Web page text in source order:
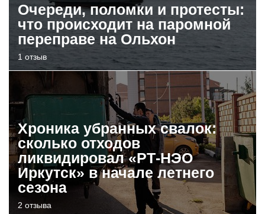
Очереди, поломки и протесты:
что происходит на паромной
переправе на Ольхон
1 отзыв
Хроника убранных свалок:
сколько отходов
ликвидировал «РТ-НЭО
Иркутск» в начале летнего
сезона
2 отзыва